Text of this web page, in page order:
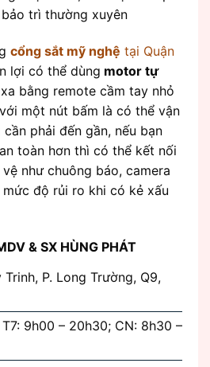
trì thường xuyên
cổng sắt mỹ nghệ tại Quận
lợi có thể dùng motor tự
bằng remote cầm tay nhỏ
một nút bấm là có thể vận
phải đến gần, nếu bạn
toàn hơn thì có thể kết nối
như chuông báo, camera
độ rủi ro khi có kẻ xấu
& SX HÙNG PHÁT
P. Long Trường, Q9,
9h00 – 20h30; CN: 8h30 –